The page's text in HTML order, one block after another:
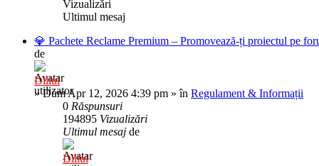
Vizualizări
Ultimul mesaj
💎 Pachete Reclame Premium – Promovează-ți proiectul pe
de
Diliul
»Dum Apr 12, 2026 4:39 pm » în Regulament & Informații
0 Răspunsuri
194895 Vizualizări
Ultimul mesaj de
Diliul